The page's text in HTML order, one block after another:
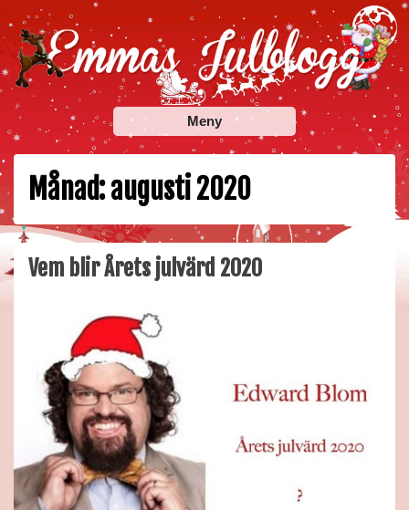
Skip
to
content
Emmas Julblogg
Julbloggar om julnyheter, julklappstips, julkalendrar,
adventskalendrar , julpyssel och julrecept!
Meny
Månad:augusti 2020
Vem blir Årets julvärd 2020